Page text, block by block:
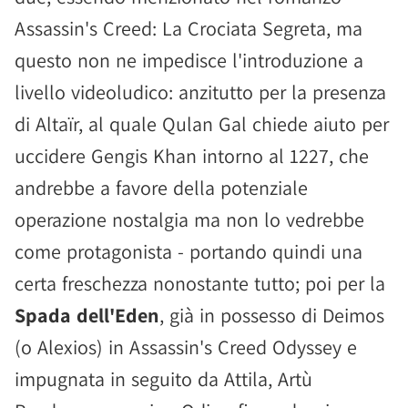
Assassin's Creed: La Crociata Segreta, ma
questo non ne impedisce l'introduzione a
livello videoludico: anzitutto per la presenza
di Altaïr, al quale Qulan Gal chiede aiuto per
uccidere Gengis Khan intorno al 1227, che
andrebbe a favore della potenziale
operazione nostalgia ma non lo vedrebbe
come protagonista - portando quindi una
certa freschezza nonostante tutto; poi per la
Spada dell'Eden, già in possesso di Deimos
(o Alexios) in Assassin's Creed Odyssey e
impugnata in seguito da Attila, Artù